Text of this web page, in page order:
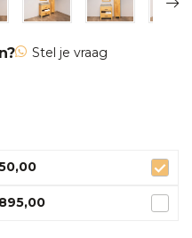
Stel je vraag